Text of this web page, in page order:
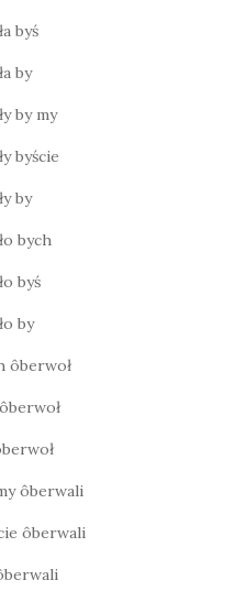
byś
by
by my
byście
by
bych
byś
by
ôberwoł
ôberwali
ôberwali